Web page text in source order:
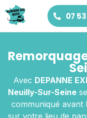
07
Avec DEPANNE
Neuilly-Sur-Seine
communiqué avant